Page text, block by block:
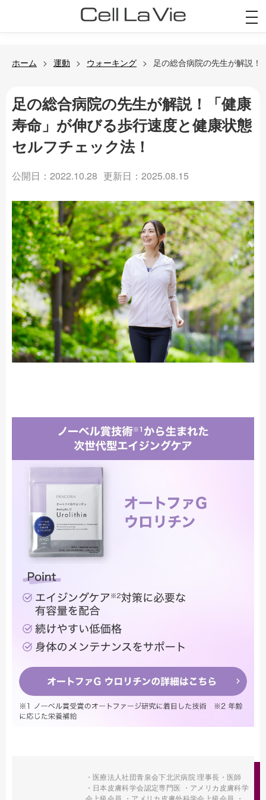
ホーム 運動 ウォーキング 足の総合病院の先生が解説
足の総合病院の先生が解説！「健康
寿命」が伸びる歩行速度と健康状態
セルフチェック法！
公開日：2022.10.28 更新日：2025.08.15
・医療法人社団青泉会下北沢病院 理事長・医師
・日本皮膚科学会認定専門医 ・アメリカ皮膚科学